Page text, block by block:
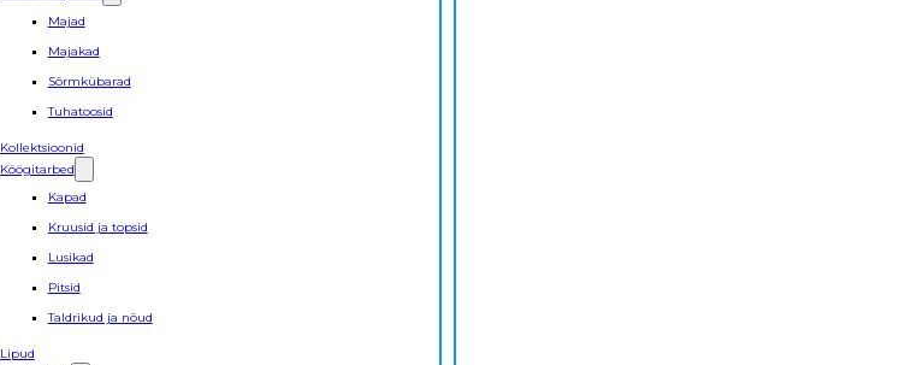
Majad
Majakad
Sõrmkübarad
Tuhatoosid
Kollektsioonid
Köögitarbed
Kapad
Kruusid ja topsid
Lusikad
Pitsid
Taldrikud ja nõud
Lipud